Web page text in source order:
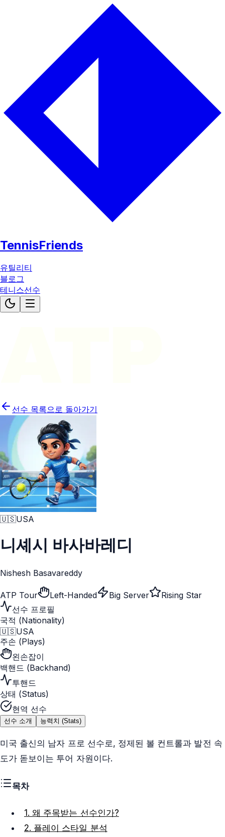
TennisFriends
유틸리티
블로그
테니스선수
선수 목록으로 돌아가기
🇺🇸USA
니셰시 바사바레디
Nishesh Basavareddy
ATP Tour Left-Handed Big Server
Rising Star
선수 프로필
국적 (Nationality)
🇺🇸USA
주손 (Plays)
왼손잡이
백핸드 (Backhand)
투핸드
상태 (Status)
현역 선수
선수 소개 능력치 (Stats)
미국 출신의 남자 프로 선수로, 정제된 볼 컨트롤과 발전 속
도가 돋보이는 투어 자원이다.
목차
1. 왜 주목받는 선수인가?
2. 플레이 스타일 분석